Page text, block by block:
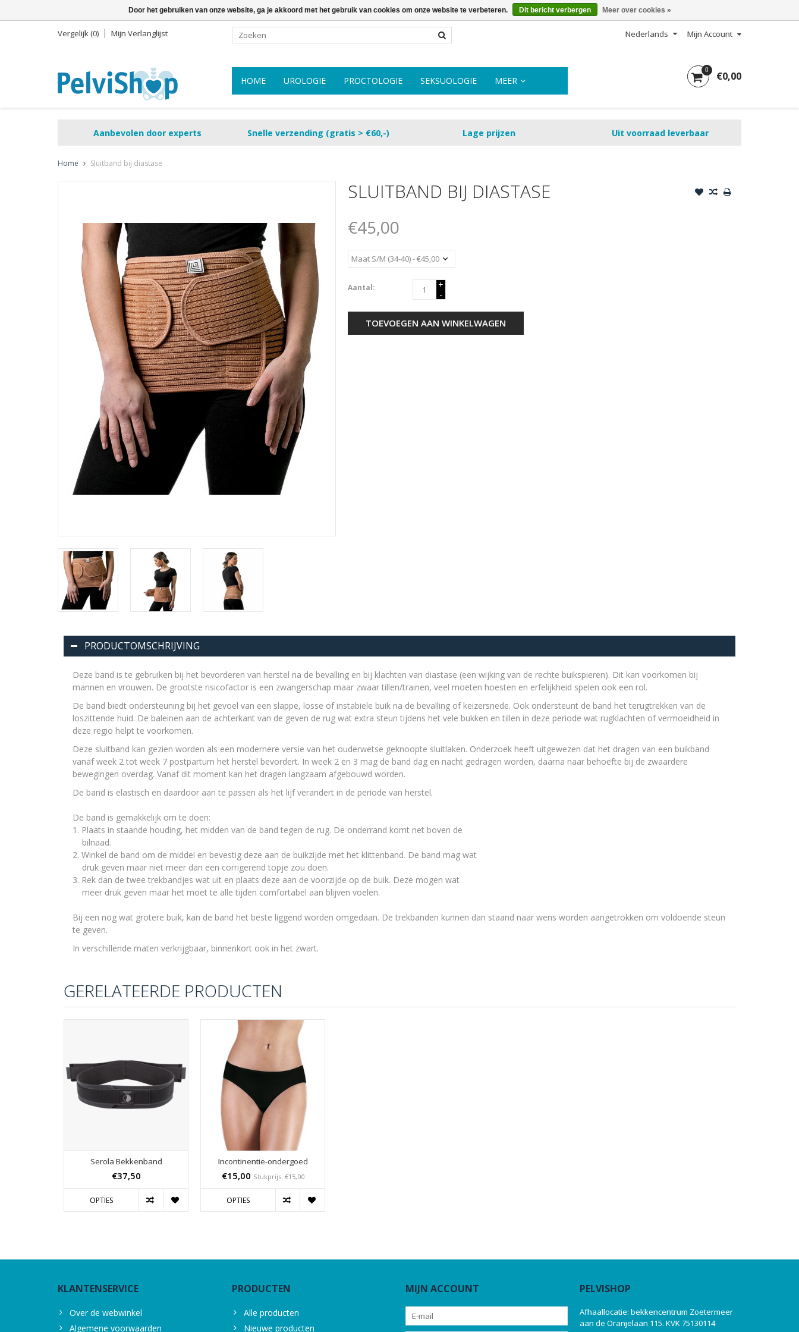
Vergelijk (0) Mijn Verlanglijst Nederlands Mijn Account
HOME UROLOGIE PROCTOLOGIE SEKSUOLOGIE MEER
0 €0,00
Aanbevolen door experts Snelle verzending (gratis > €60,-) Lage prijzen Uit voorraad leverbaar
Home Sluitband bij diastase
SLUITBAND BIJ DIASTASE
€45,00
Aantal:
+
-
TOEVOEGEN AAN WINKELWAGEN
PRODUCTOMSCHRIJVING
Deze band is te gebruiken bij het bevorderen van herstel na de bevalling en bij klachten van diastase (een wijking van de rechte buikspieren). Dit kan voorkomen bij
mannen en vrouwen. De grootste risicofactor is een zwangerschap maar zwaar tillen/trainen, veel moeten hoesten en erfelijkheid spelen ook een rol.
De band biedt ondersteuning bij het gevoel van een slappe, losse of instabiele buik na de bevalling of keizersnede. Ook ondersteunt de band het terugtrekken van de
loszittende huid. De baleinen aan de achterkant van de geven de rug wat extra steun tijdens het vele bukken en tillen in deze periode wat rugklachten of vermoeidheid in
deze regio helpt te voorkomen.
Deze sluitband kan gezien worden als een modernere versie van het ouderwetse geknoopte sluitlaken. Onderzoek heeft uitgewezen dat het dragen van een buikband
vanaf week 2 tot week 7 postpartum het herstel bevordert. In week 2 en 3 mag de band dag en nacht gedragen worden, daarna naar behoefte bij de zwaardere
bewegingen overdag. Vanaf dit moment kan het dragen langzaam afgebouwd worden.
De band is elastisch en daardoor aan te passen als het lijf verandert in de periode van herstel.
De band is gemakkelijk om te doen:
1. Plaats in staande houding, het midden van de band tegen de rug. De onderrand komt net boven de
bilnaad.
2. Winkel de band om de middel en bevestig deze aan de buikzijde met het klittenband. De band mag wat
druk geven maar niet meer dan een corrigerend topje zou doen.
3. Rek dan de twee trekbandjes wat uit en plaats deze aan de voorzijde op de buik. Deze mogen wat
meer druk geven maar het moet te alle tijden comfortabel aan blijven voelen.
Bij een nog wat grotere buik, kan de band het beste liggend worden omgedaan. De trekbanden kunnen dan staand naar wens worden aangetrokken om voldoende steun
te geven.
In verschillende maten verkrijgbaar, binnenkort ook in het zwart.
GERELATEERDE PRODUCTEN
Serola Bekkenband
€37,50
OPTIES
Incontinentie-ondergoed
€15,00 Stukprijs: €15,00
OPTIES
KLANTENSERVICE
Over de webwinkel
Algemene voorwaarden
PRODUCTEN
Alle producten
Nieuwe producten
MIJN ACCOUNT PELVISHOP
Afhaallocatie: bekkencentrum Zoetermeer
aan de Oranjelaan 115. KVK 75130114
Door het gebruiken van onze website, ga je akkoord met het gebruik van cookies om onze website te verbeteren. Dit bericht verbergen Meer over cookies »